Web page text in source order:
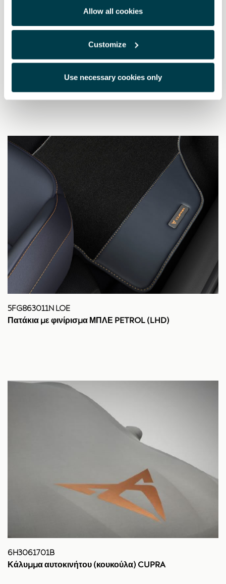
Allow all cookies
Customize
Use necessary cookies only
5FH863011L LOE
Εργοστασιακό πατάκι CUPRA (RHD)
5FG863011N LOE
Πατάκια με φινίρισμα ΜΠΛΕ PETROL (LHD)
6H3061701B
Κάλυμμα αυτοκινήτου (κουκούλα) CUPRA